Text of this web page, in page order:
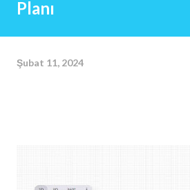
Planı
Şubat 11, 2024